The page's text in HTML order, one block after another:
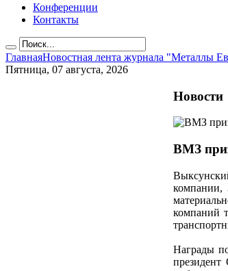
Конференции
Контакты
ГлавнаяНовостная лента журнала "Металлы
Пятница, 07 августа, 2026
Новости
ВМЗ
компаний
Награды